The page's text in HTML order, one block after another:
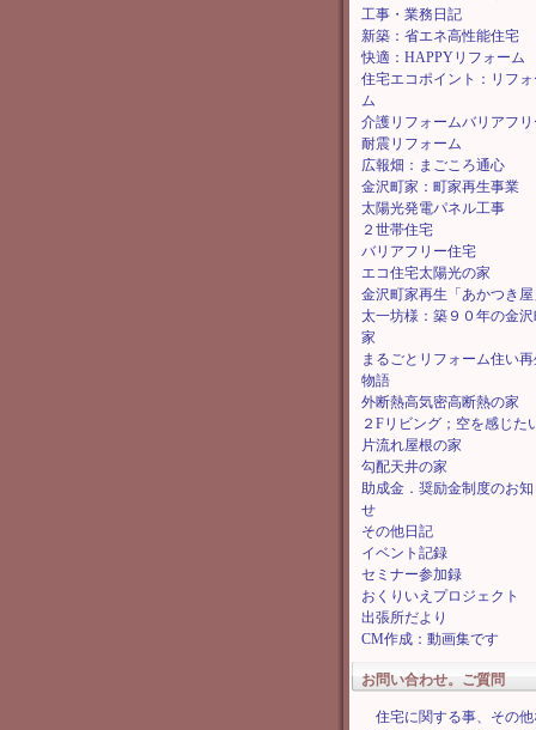
工事・業務日記
新築：省エネ高性能住宅
快適：HAPPYリフォーム
住宅エコポイント：リフォ
ム
介護リフォームバリアフリ
耐震リフォーム
広報畑：まごころ通心
金沢町家：町家再生事業
太陽光発電パネル工事
２世帯住宅
バリアフリー住宅
エコ住宅太陽光の家
金沢町家再生「あかつき屋
太一坊様：築９０年の金
家
まるごとリフォーム住い再
物語
外断熱高気密高断熱の家
２Fリビング；空を感じた
片流れ屋根の家
勾配天井の家
助成金．奨励金制度のお知
せ
その他日記
イベント記録
セミナー参加録
おくりいえプロジェクト
出張所だより
CM作成：動画集です
お問い合わせ。ご質問
住宅に関する事、その他